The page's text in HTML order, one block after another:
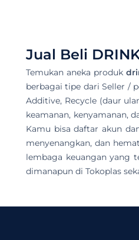
Jual Beli
Temukan aneka produk
berbagai tipe dari Seller /
Additive, Recycle (daur
keamanan, kenyamanan,
Kamu bisa daftar akun
menyenangkan, dan
lembaga keuangan yang
dimanapun di Tokoplas